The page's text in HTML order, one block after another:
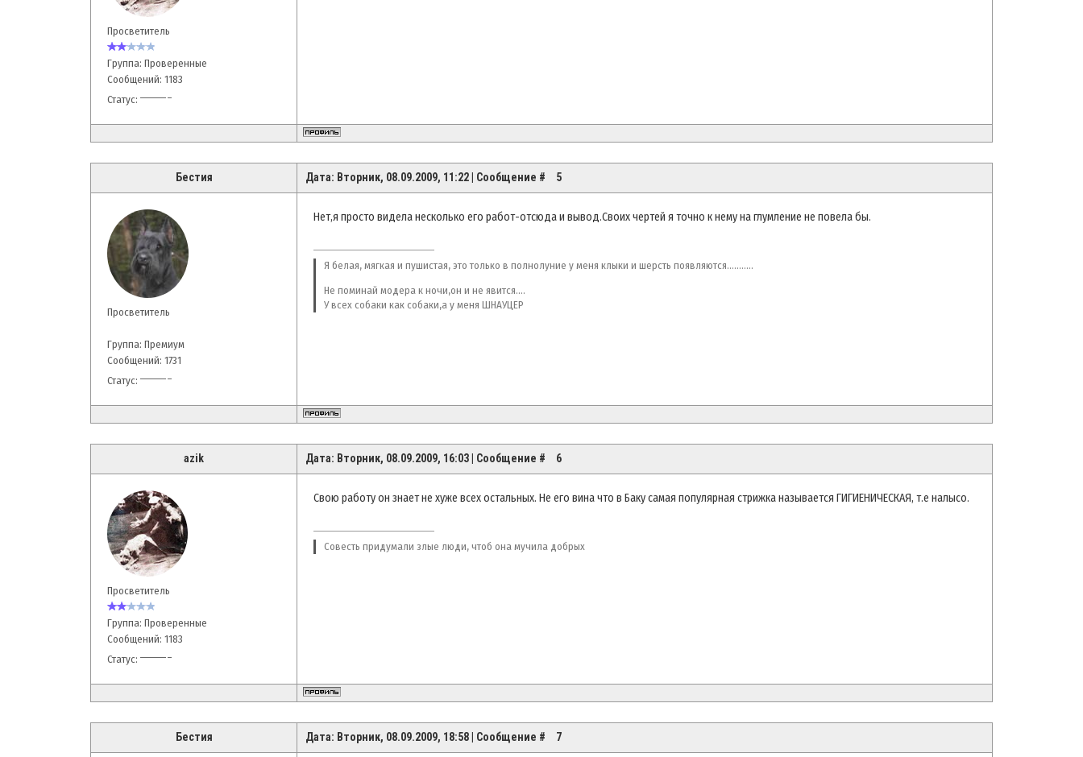
Просветитель
Группа: Проверенные
Сообщений: 1183
Статус:
Бестия Дата: Вторник, 08.09.2009, 11:22 | Сообщение # 5
Просветитель
Группа: Премиум
Сообщений: 1731
Статус:
Нет,я просто видела несколько его работ-отсюда и вывод.Своих чертей я точно к нему на глумление не повела бы.
Я белая, мягкая и пушистая, это только в полнолуние у меня клыки и шерсть появляются...........
Не поминай модера к ночи,он и не явится....
У всех собаки как собаки,а у меня ШНАУЦЕР
azik Дата: Вторник, 08.09.2009, 16:03 | Сообщение # 6
Просветитель
Группа: Проверенные
Сообщений: 1183
Статус:
Свою работу он знает не хуже всех остальных. Не его вина что в Баку самая популярная стрижка называется ГИГИЕНИЧЕСКАЯ, т.е налысо.
Совесть придумали злые люди, чтоб она мучила добрых
Бестия Дата: Вторник, 08.09.2009, 18:58 | Сообщение # 7